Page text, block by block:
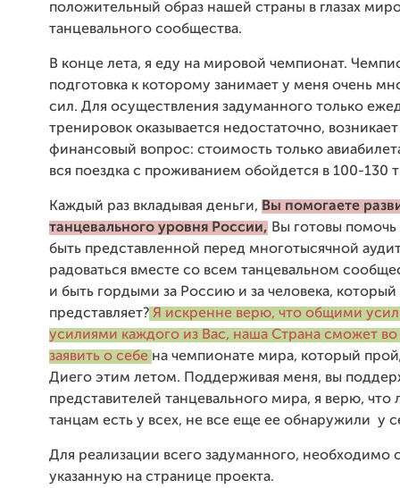
положительный образ нашей страны в глазах
танцевального сообщества.
В конце лета, я еду на мировой чемпионат.
подготовка к которому занимает у меня очень
сил. Для осуществления задуманного только
тренировок оказывается недостаточно,
финансовый вопрос: стоимость только
вся поездка с проживанием обойдется в 100-130
Каждый раз вкладывая деньги, Вы помогаете
танцевального уровня России, Вы готовы
быть представленной перед многотысячной
радоваться вместе со всем танцевальном
и быть гордыми за Россию и за человека, который
представляет? Я искренне верю, что общими
усилиями каждого из Вас, наша Страна сможет во
заявить о себе на чемпионате мира, который
Диего этим летом. Поддерживая меня, вы
представителей танцевального мира, я верю, что
танцам есть у всех, не все еще ее обнаружили у
Для реализации всего задуманного, необходимо
указанную на странице проекта.